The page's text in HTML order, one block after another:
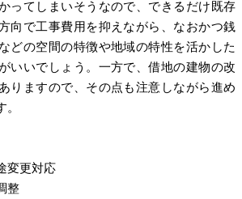
ってしまいそうなので、できるだけ既存
向で工事費用を抑えながら、なおかつ銭
どの空間の特徴や地域の特性を活かした
いいでしょう。一方で、借地の建物の改
りますので、その点も注意しながら進め
変更対応
整